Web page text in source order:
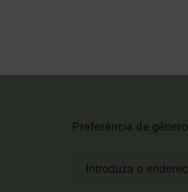
Preferência de género